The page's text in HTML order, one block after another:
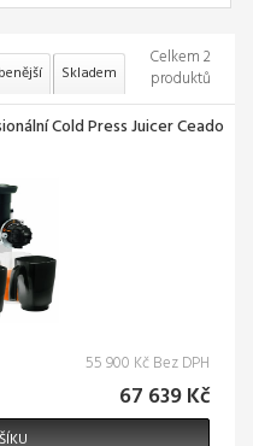
Skladem
Celkem 2
produktů
Cold Press Juicer Ceado
55 900 Kč Bez DPH
67 639 Kč